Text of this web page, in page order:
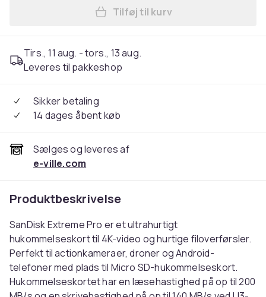
Læg SanDisk 256 GB
Tilføj til kurv
Tirs., 11 aug. - tors., 13 aug.
Leveres til pakkeshop
Sikker betaling
14 dages åbent køb
Sælges og leveres af
e-ville.com
Produktbeskrivelse
SanDisk Extreme Pro er et ultrahurtigt
hukommelseskort til 4K-video og hurtige filoverførsler.
Perfekt til actionkameraer, droner og Android-
telefoner med plads til Micro SD-hukommelseskort.
Hukommelseskortet har en læsehastighed på op til 200